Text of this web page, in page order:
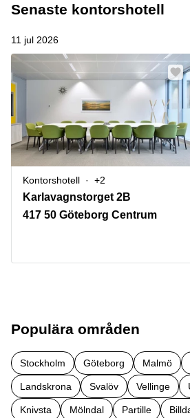
Senaste kontorshotell
11 jul 2026
Kontorshotell +2
Karlavagnstorget 2B
417 50 Göteborg Centrum
Populära områden
Stockholm Göteborg Malmö
Landskrona Svalöv Vellinge
Knivsta Mölndal Partille